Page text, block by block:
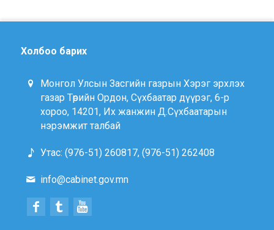
Холбоо барих
Монгол Улсын Засгийн газрын Хэрэг эрхлэх
газар Төрийн Ордон, Сүхбаатар дүүрэг, 6-р
хороо, 14201, Их жанжин Д.Сүхбаатарын
нэрэмжит талбай
Утас: (976-51) 260817, (976-51) 262408
info@cabinet.gov.mn